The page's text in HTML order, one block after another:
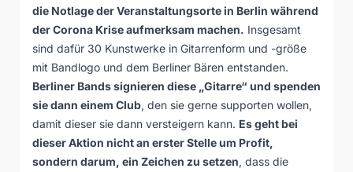
die Notlage der Veranstaltungsorte in Berlin während
der Corona Krise aufmerksam machen. Insgesamt
sind dafür 30 Kunstwerke in Gitarrenform und -größe
mit Bandlogo und dem Berliner Bären entstanden.
Berliner Bands signieren diese „Gitarre“ und spenden
sie dann einem Club, den sie gerne supporten wollen,
damit dieser sie dann versteigern kann. Es geht bei
dieser Aktion nicht an erster Stelle um Profit,
sondern darum, ein Zeichen zu setzen, dass die